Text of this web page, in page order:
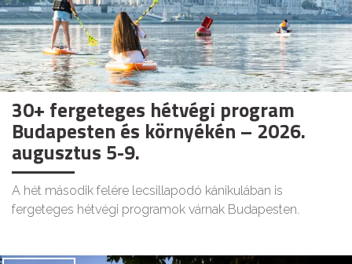
30+ fergeteges hétvégi program
Budapesten és környékén – 2026.
augusztus 5-9.
A hét második felére lecsillapodó kánikulában is
fergeteges hétvégi programok várnak Budapesten.